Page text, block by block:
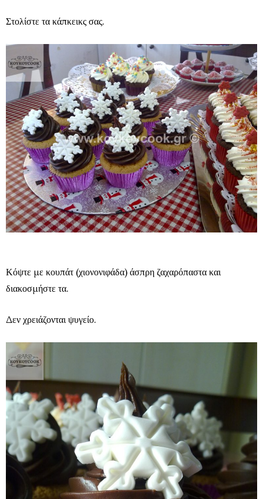
Στολίστε τα κάπκεικς σας.
Κόψτε με κουπάτ (χιονονιφάδα) άσπρη ζαχαρόπαστα και
διακοσμήστε τα.
Δεν χρειάζονται ψυγείο.